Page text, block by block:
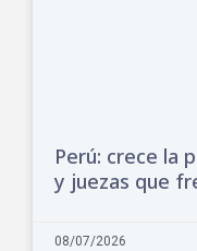
Perú: crece la
y juezas que
08/07/2026